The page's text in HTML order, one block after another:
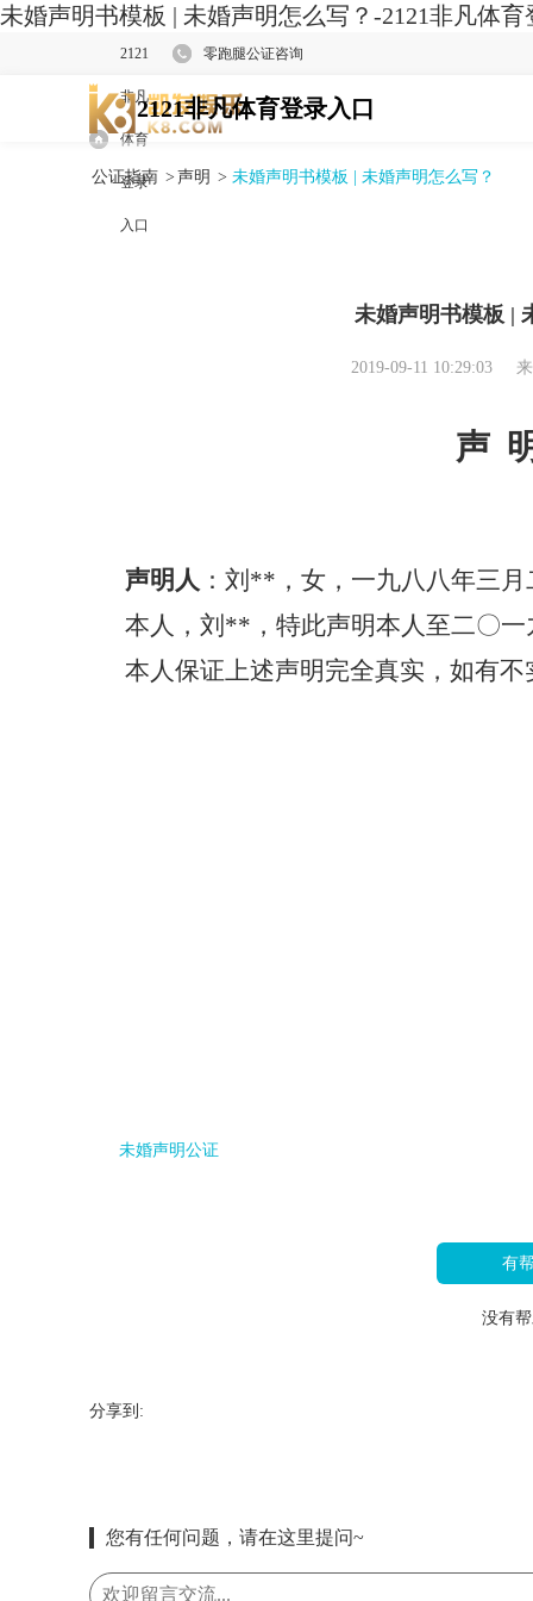
未婚声明书模板 | 未婚声明怎么写？-2121非凡体育
2121
非凡
体育
登录
入口
零跑腿公证咨询
2121非凡体育登录入口
公证指南 > 声明 > 未婚声明书模板 | 未婚声明怎么写？
未婚声明书模板 |
2019-09-11 10:29:03
声
声明人 ： 刘**，女，一九八八年三
本人，刘**，特此声明本人至二〇
本人保证上述声明完全真实，如有
未婚声明公证
有
没有
分享到:
您有任何问题，请在这里提问~